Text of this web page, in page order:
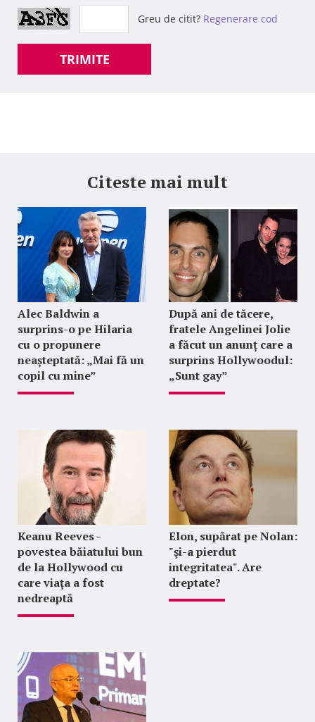
Greu de citit? Regenerare cod
TRIMITE
Citeste mai mult
Alec Baldwin a
surprins-o pe Hilaria
cu o propunere
neașteptată: „Mai fă un
copil cu mine”
După ani de tăcere,
fratele Angelinei Jolie
a făcut un anunț care a
surprins Hollywoodul:
„Sunt gay”
Keanu Reeves -
povestea băiatului bun
de la Hollywood cu
care viața a fost
nedreaptă
Elon, supărat pe Nolan:
"şi-a pierdut
integritatea". Are
dreptate?